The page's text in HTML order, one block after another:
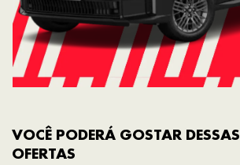
VOCÊ PODERÁ GOSTAR DESSAS
OFERTAS